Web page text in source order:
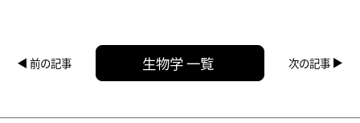
前の記事 生物学 一覧 次の記事